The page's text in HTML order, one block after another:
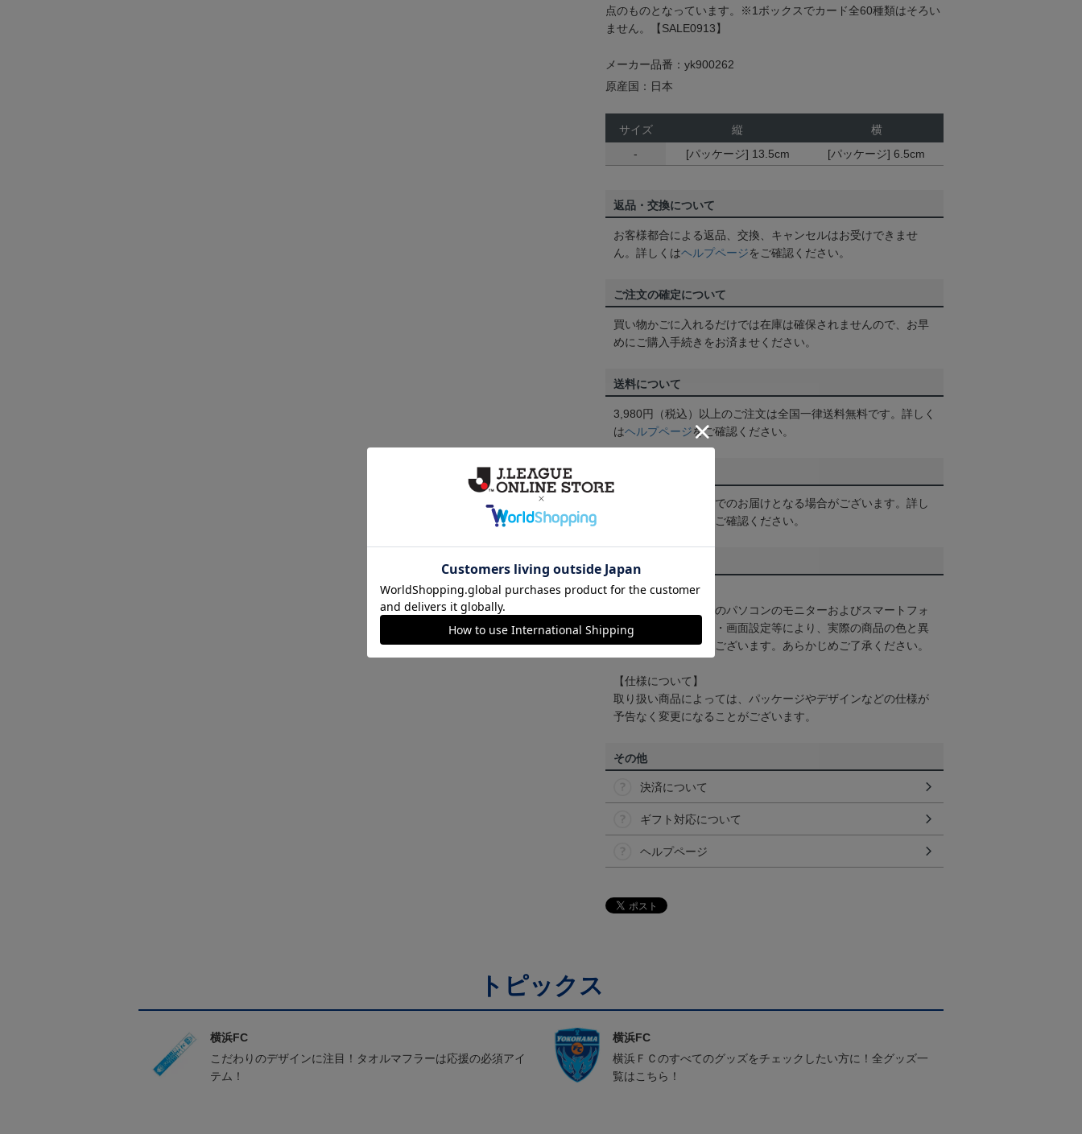
点のものとなっています。※1ボックスでカード全60種類はそろい
ません。【SALE0913】
メーカー品番：yk900262
原産国：日本
サイズ 縦
横
-
[パッケージ] 13.5cm [パッケージ] 6.5cm
返品・交換について
お客様都合による返品、交換、キャンセルはお受けできませ
ん。詳しくはヘルプページをご確認ください。
ご注文の確定について
買い物かごに入れるだけでは在庫は確保されませんので、お早
めにご購入手続きをお済ませください。
送料について
3,980円（税込）以上のご注文は全国一律送料無料です。詳しく
はヘルプページをご確認ください。
一部商品はメール便でのお届けとなる場合がございます。詳し
をご確認ください。
【カラーについて】
商品画像は、お使いのパソコンのモニターおよびスマートフォ
ンのメーカー・機種・画面設定等により、実際の商品の色と異
なって見える場合がございます。あらかじめご了承ください。
【仕様について】
取り扱い商品によっては、パッケージやデザインなどの仕様が
予告なく変更になることがございます。
その他
決済について
ギフト対応について
ヘルプページ
トピックス
横浜FC
こだわりのデザインに注目！タオルマフラーは応援の必須アイ
テム！
横浜FC
横浜ＦＣのすべてのグッズをチェックしたい方に！全グッズ一
覧はこちら！